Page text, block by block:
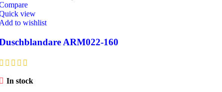
view
to wishlist
ARM022-160
In stock